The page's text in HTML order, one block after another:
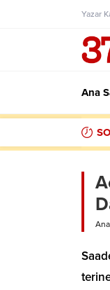
Yazar
Ana